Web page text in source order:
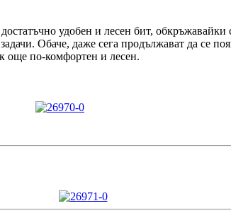
удобен и лесен бит, обкръжавайки
Обаче, даже сега продължават да се
още по-комфортен и лесен.